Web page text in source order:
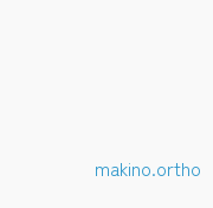
makino.ortho